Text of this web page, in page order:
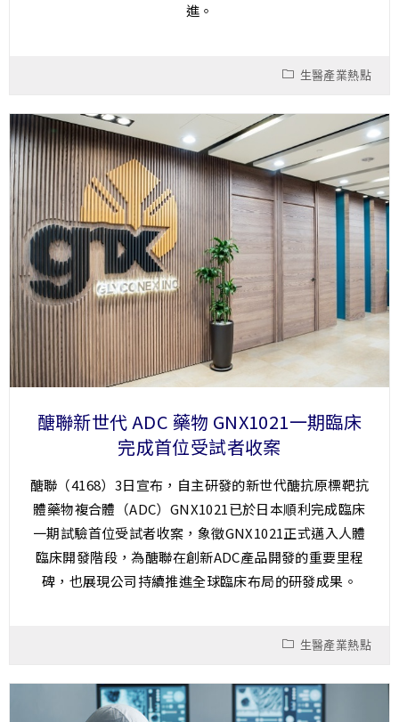
進。
生醫產業熱點
醣聯新世代 ADC 藥物 GNX1021一期臨床
完成首位受試者收案
醣聯（4168）3日宣布，自主研發的新世代醣抗原標靶抗
體藥物複合體（ADC）GNX1021已於日本順利完成臨床
一期試驗首位受試者收案，象徵GNX1021正式邁入人體
臨床開發階段，為醣聯在創新ADC產品開發的重要里程
碑，也展現公司持續推進全球臨床布局的研發成果。
生醫產業熱點